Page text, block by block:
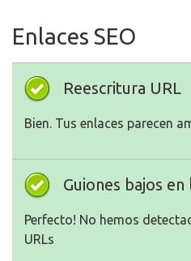
Enlaces SEO
Reescritura URL
Bien. Tus enlaces parecen
Guiones bajos en
Perfecto! No hemos
URLs